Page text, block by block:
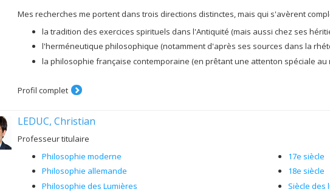
Mes recherches me portent dans trois directions distinctes, mais qui s'avèrent
la tradition des exercices spirituels dans l'Antiquité (mais aussi chez ses
l'herméneutique philosophique (notamment d'après ses sources dans la
la philosophie française contemporaine (en prêtant une attenton spéciale
Profil complet
LEDUC, Christian
Professeur titulaire
Philosophie moderne
Philosophie allemande
Philosophie des Lumières
17e siècle
18e siècle
Siècle des